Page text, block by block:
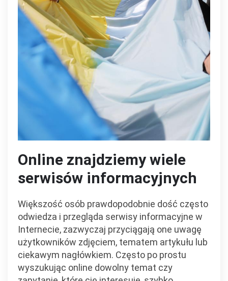
Online znajdziemy wiele
serwisów informacyjnych
Większość osób prawdopodobnie dość często
odwiedza i przegląda serwisy informacyjne w
Internecie, zazwyczaj przyciągają one uwagę
użytkowników zdjęciem, tematem artykułu lub
ciekawym nagłówkiem. Często po prostu
wyszukując online dowolny temat czy